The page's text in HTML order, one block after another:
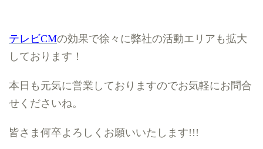
テレビCMの効果で徐々に弊社の活動エリアも拡大
しております！
本日も元気に営業しておりますのでお気軽にお問合
せくださいね。
皆さま何卒よろしくお願いいたします!!!